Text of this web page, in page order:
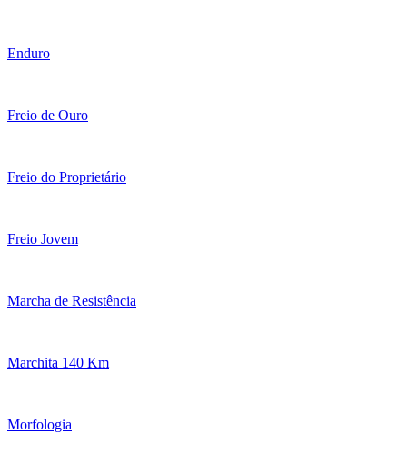
Enduro
Freio de Ouro
Freio do Proprietário
Freio Jovem
Marcha de Resistência
Marchita 140 Km
Morfologia